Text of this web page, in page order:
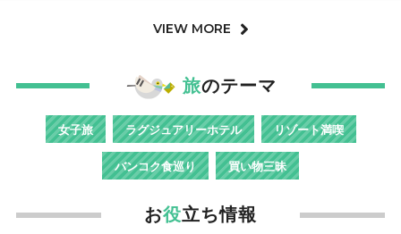
VIEW MORE
旅のテーマ
女子旅 ラグジュアリーホテル リゾート満喫
バンコク食巡り 買い物三昧
お役立ち情報